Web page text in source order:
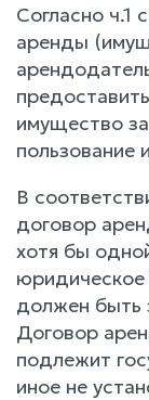
Согласно ч.1
аренды
имущество
пользование
В
договор
хотя бы
юридическое
должен быть
Договор
подлежит
иное не